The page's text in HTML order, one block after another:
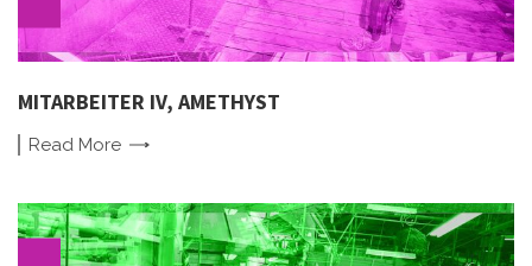
MITARBEITER IV, AMETHYST
Read More